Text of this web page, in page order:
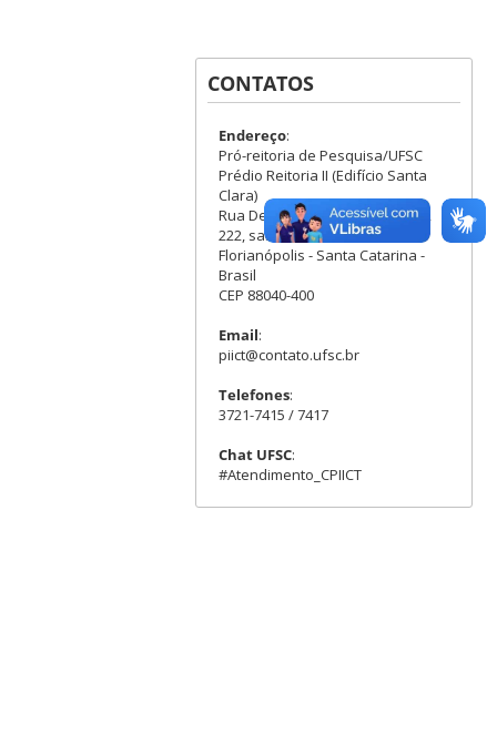
CONTATOS
Endereço:
Pró-reitoria de Pesquisa/UFSC
Prédio Reitoria II (Edifício Santa
Clara)
Rua Desembargador Vitor Lima,
222, sala 302 - Bairro Trindade
Florianópolis - Santa Catarina -
Brasil
CEP 88040-400
Email:
piict@contato.ufsc.br
Telefones:
3721-7415 / 7417
Chat UFSC:
#Atendimento_CPIICT